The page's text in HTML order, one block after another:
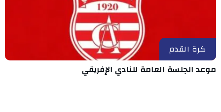
كرة القدم
موعد الجلسة العامة للنادي الإفريقي